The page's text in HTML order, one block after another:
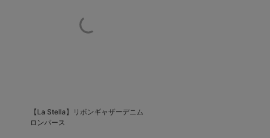
【La Stella】リボンギャザーデニム
ロンパース